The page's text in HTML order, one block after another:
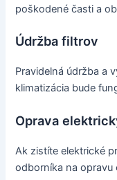
poškodené časti a
Údržba filtrov
Pravidelná údržba a
klimatizácia bude
Oprava
Ak zistíte elektrické
odborníka na